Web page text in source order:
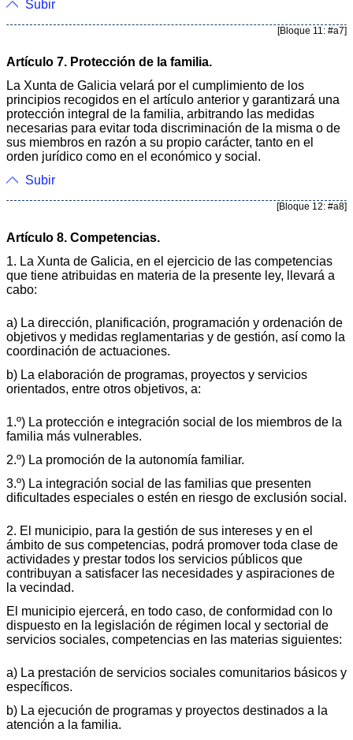
Subir
[Bloque 11: #a7]
Artículo 7. Protección de la familia.
La Xunta de Galicia velará por el cumplimiento de los
principios recogidos en el artículo anterior y garantizará una
protección integral de la familia, arbitrando las medidas
necesarias para evitar toda discriminación de la misma o de
sus miembros en razón a su propio carácter, tanto en el
orden jurídico como en el económico y social.
Subir
[Bloque 12: #a8]
Artículo 8. Competencias.
1. La Xunta de Galicia, en el ejercicio de las competencias
que tiene atribuidas en materia de la presente ley, llevará a
cabo:
a) La dirección, planificación, programación y ordenación de
objetivos y medidas reglamentarias y de gestión, así como la
coordinación de actuaciones.
b) La elaboración de programas, proyectos y servicios
orientados, entre otros objetivos, a:
1.º) La protección e integración social de los miembros de la
familia más vulnerables.
2.º) La promoción de la autonomía familiar.
3.º) La integración social de las familias que presenten
dificultades especiales o estén en riesgo de exclusión social.
2. El municipio, para la gestión de sus intereses y en el
ámbito de sus competencias, podrá promover toda clase de
actividades y prestar todos los servicios públicos que
contribuyan a satisfacer las necesidades y aspiraciones de
la vecindad.
El municipio ejercerá, en todo caso, de conformidad con lo
dispuesto en la legislación de régimen local y sectorial de
servicios sociales, competencias en las materias siguientes:
a) La prestación de servicios sociales comunitarios básicos y
específicos.
b) La ejecución de programas y proyectos destinados a la
atención a la familia.